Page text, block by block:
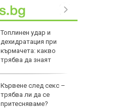
Топлинен удар и
дехидратация при
кърмачета: какво
трябва да знаят
Кървене след секс –
трябва ли да се
притесняваме?